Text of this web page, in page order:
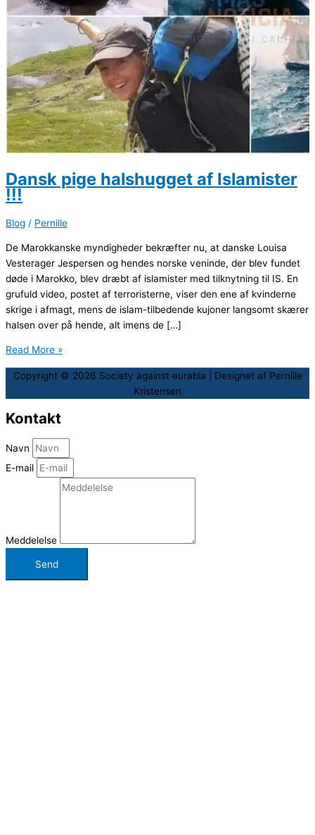
Dansk pige halshugget af Islamister
!!!
Blog / Pernille
De Marokkanske myndigheder bekræfter nu, at danske Louisa
Vesterager Jespersen og hendes norske veninde, der blev fundet
døde i Marokko, blev dræbt af islamister med tilknytning til IS. En
grufuld video, postet af terroristerne, viser den ene af kvinderne
skrige i afmagt, mens de islam-tilbedende kujoner langsomt skærer
halsen over på hende, alt imens de […]
Read More »
Copyright © 2026 Society against eurabia | Designet af Pernille
Kristensen
Kontakt
Navn
E-mail
Meddelelse
Send